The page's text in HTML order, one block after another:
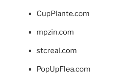
CupPlante.com
mpzin.com
stcreal.com
PopUpFlea.com